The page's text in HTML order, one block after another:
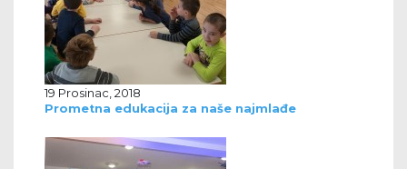
19 Prosinac, 2018
Prometna edukacija za naše najmlađe